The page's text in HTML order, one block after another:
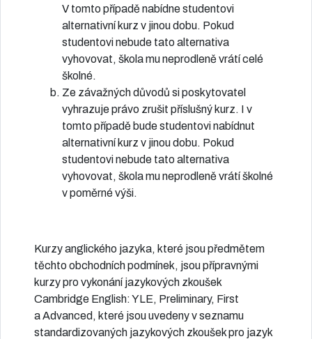
V tomto případě nabídne studentovi
alternativní kurz v jinou dobu. Pokud
studentovi nebude tato alternativa
vyhovovat, škola mu neprodleně vrátí celé
školné.
Ze závažných důvodů si poskytovatel
vyhrazuje právo zrušit příslušný kurz. I v
tomto případě bude studentovi nabídnut
alternativní kurz v jinou dobu. Pokud
studentovi nebude tato alternativa
vyhovovat, škola mu neprodleně vrátí školné
v poměrné výši.
Kurzy anglického jazyka, které jsou předmětem
těchto obchodních podmínek, jsou přípravnými
kurzy pro vykonání jazykových zkoušek
Cambridge English: YLE, Preliminary, First
a Advanced, které jsou uvedeny v seznamu
standardizovaných jazykových zkoušek pro jazyk